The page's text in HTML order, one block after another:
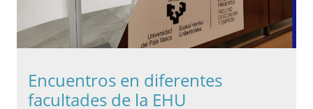
Encuentros en diferentes
facultades de la EHU